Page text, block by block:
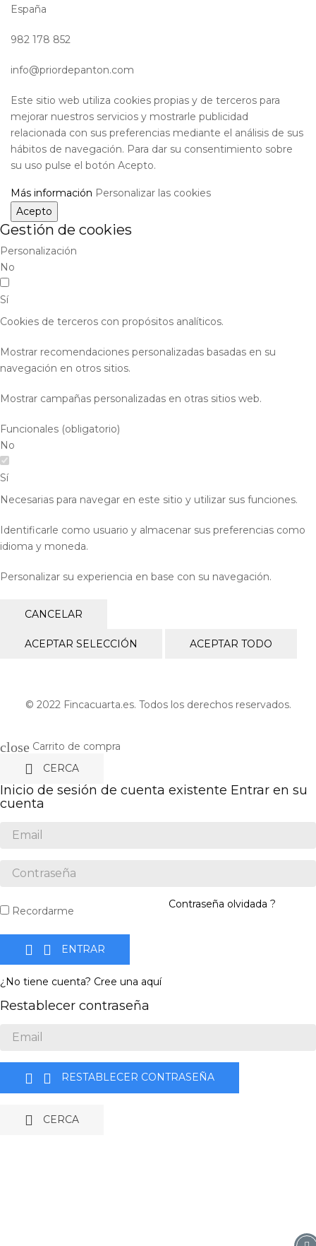
España
982 178 852
info@priordepanton.com
Este sitio web utiliza cookies propias y de terceros para
mejorar nuestros servicios y mostrarle publicidad
relacionada con sus preferencias mediante el análisis de sus
hábitos de navegación. Para dar su consentimiento sobre
su uso pulse el botón Acepto.
Más información Personalizar las cookies
Acepto
Gestión de cookies
Personalización
No
Sí
Cookies de terceros con propósitos analíticos.
Mostrar recomendaciones personalizadas basadas en su
navegación en otros sitios.
Mostrar campañas personalizadas en otras sitios web.
Funcionales (obligatorio)
No
Sí
Necesarias para navegar en este sitio y utilizar sus funciones.
Identificarle como usuario y almacenar sus preferencias como
idioma y moneda.
Personalizar su experiencia en base con su navegación.
CANCELAR
ACEPTAR SELECCIÓN ACEPTAR TODO
© 2022 Fincacuarta.es. Todos los derechos reservados.
close Carrito de compra
 CERCA
Inicio de sesión de cuenta existente Entrar en su
cuenta
Recordarme
Contraseña olvidada ?
  ENTRAR
¿No tiene cuenta? Cree una aquí
Restablecer contraseña
  RESTABLECER CONTRASEÑA
 CERCA